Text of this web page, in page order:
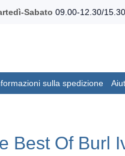
Sabato 09.00-12.30/
sulla spedizione
Best Of Burl